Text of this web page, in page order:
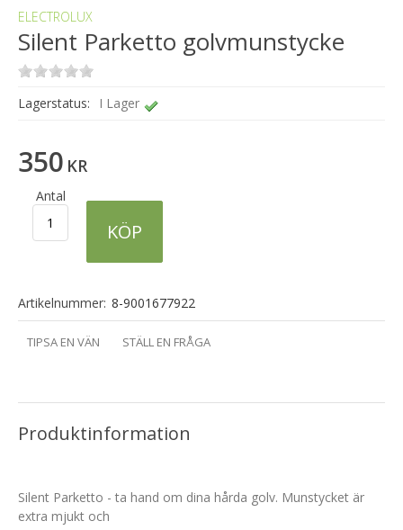
ELECTROLUX
Silent Parketto golvmunstycke
Lagerstatus: I Lager
350 KR
Antal
KÖP
Artikelnummer: 8-9001677922
TIPSA EN VÄN STÄLL EN FRÅGA
Produktinformation
Silent Parketto - ta hand om dina hårda golv. Munstycket är
extra mjukt och